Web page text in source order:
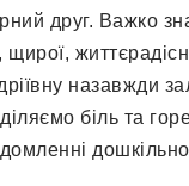
друг. Важко
назавжди
біль та горе